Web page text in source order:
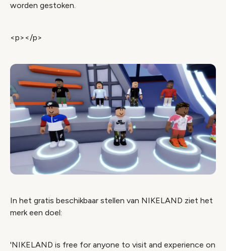
worden gestoken.
<p></p>
In het gratis beschikbaar stellen van NIKELAND ziet het
merk een doel:
'NIKELAND is free for anyone to visit and experience on